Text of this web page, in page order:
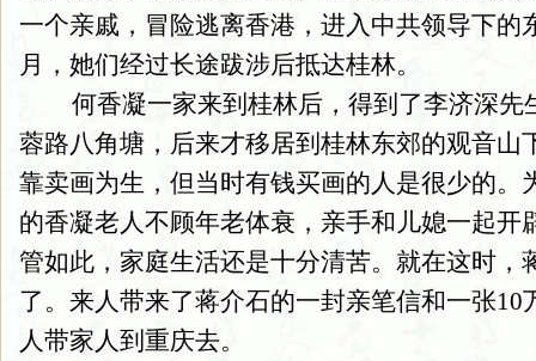
一个亲戚，冒险逃离香港，进入中共领导下的
月，她们经过长途跋涉后抵达桂林。
何香凝一家来到桂林后，得到了李济深先
蓉路八角塘，后来才移居到桂林东郊的观音山
靠卖画为生，但当时有钱买画的人是很少的。
的香凝老人不顾年老体衰，亲手和儿媳一起开
管如此，家庭生活还是十分清苦。就在这时，
了。来人带来了蒋介石的一封亲笔信和一张10
人带家人到重庆去。